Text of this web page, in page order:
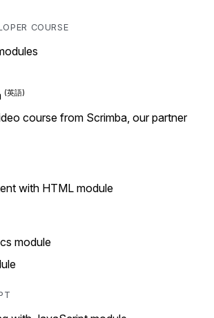
COURSE
course from Scrimba, our partner
with HTML module
module